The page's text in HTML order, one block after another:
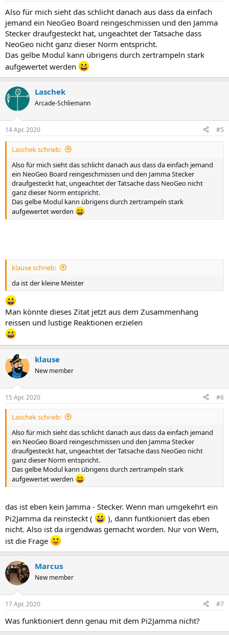
Also für mich sieht das schlicht danach aus dass da einfach
jemand ein NeoGeo Board reingeschmissen und den Jamma
Stecker draufgesteckt hat, ungeachtet der Tatsache dass
NeoGeo nicht ganz dieser Norm entspricht.
Das gelbe Modul kann übrigens durch zertrampeln stark
aufgewertet werden
Laschek
Arcade-Schliemann
14 Apr. 2020 #5
Laschek schrieb:
Also für mich sieht das schlicht danach aus dass da einfach jemand
ein NeoGeo Board reingeschmissen und den Jamma Stecker
draufgesteckt hat, ungeachtet der Tatsache dass NeoGeo nicht
ganz dieser Norm entspricht.
Das gelbe Modul kann übrigens durch zertrampeln stark
aufgewertet werden
klause schrieb:
da ist der kleine Meister
Man könnte dieses Zitat jetzt aus dem Zusammenhang
reissen und lustige Reaktionen erzielen
klause
New member
15 Apr. 2020 #6
Laschek schrieb:
Also für mich sieht das schlicht danach aus dass da einfach jemand
ein NeoGeo Board reingeschmissen und den Jamma Stecker
draufgesteckt hat, ungeachtet der Tatsache dass NeoGeo nicht
ganz dieser Norm entspricht.
Das gelbe Modul kann übrigens durch zertrampeln stark
aufgewertet werden
das ist eben kein Jamma - Stecker. Wenn man umgekehrt ein
Pi2Jamma da reinsteckt (
), dann funtkioniert das eben
nicht. Also ist da irgendwas gemacht worden. Nur von Wem,
ist die Frage
Marcus
New member
17 Apr. 2020 #7
Was funktioniert denn genau mit dem Pi2Jamma nicht?